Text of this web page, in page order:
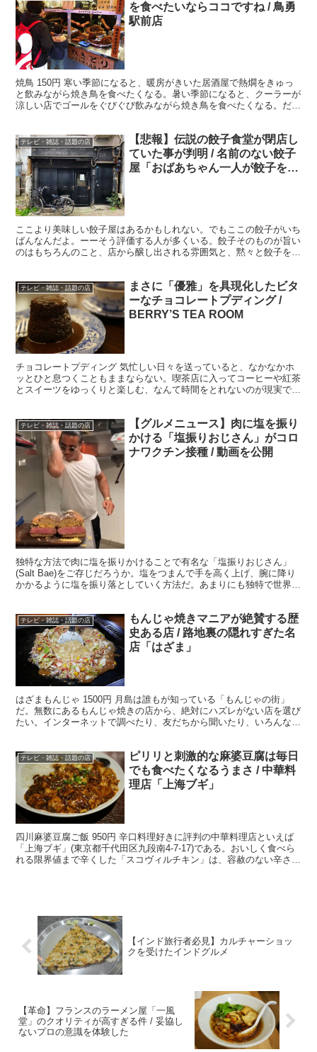
を食べたいならココですね / 鳥勇
駅前店
焼鳥 150円 寒い季節になると、暖房がきいた居酒屋で熱燗をきゅっ
と飲みながら焼き鳥を食べたくなる。暑い季節になると、クーラーが
涼しい店でゴールをぐびぐび飲みながら焼き鳥を食べたくなる。だけ
テレビ・雑誌・話題の店
【悲報】伝説の餃子食堂が閉店し
ていた事が判明 / 名前のない餃子
屋「おばあちゃん一人が餃子を焼
ここより美味しい餃子屋はあるかもしれない。でもここの餃子がいち
ばんなんだよ。ーーそう評価する人が多くいる。餃子そのものが旨い
のはもちろんのこと、店から醸し出される雰囲気と、黙々と餃子を焼
テレビ・雑誌・話題の店
まさに「優雅」を具現化したビタ
ーなチョコレートプディング /
BERRY’S TEA ROOM
チョコレートプディング 気忙しい日々を送っていると、なかなかホ
ッとひと息つくこともままならない。喫茶店に入ってコーヒーや紅茶
とスイーツをゆっくりと楽しむ、なんて時間をとれないのが現実であ
テレビ・雑誌・話題の店
【グルメニュース】肉に塩を振り
かける「塩振りおじさん」がコロ
ナワクチン接種 / 動画を公開
独特な方法で肉に塩を振りかけることで有名な「塩振りおじさん」
(Salt Bae)をご存じだろうか。塩をつまんで手を高く上げ、腕に降り
かかるように塩を振り落としていく方法だ。あまりにも独特で世界的
テレビ・雑誌・話題の店
もんじゃ焼きマニアが絶賛する歴
史ある店 / 路地裏の隠れすぎた名
店「はざま」
はざまもんじゃ 1500円 月島は誰もが知っている「もんじゃの街」
だ。無数にあるもんじゃ焼きの店から、絶対にハズレがない店を選び
たい。インターネットで調べたり、友だちから聞いたり、いろんな手
テレビ・雑誌・話題の店
ピリリと刺激的な麻婆豆腐は毎日
でも食べたくなるうまさ / 中華料
理店「上海ブギ」
四川麻婆豆腐ご飯 950円 辛口料理好きに評判の中華料理店といえば
「上海ブギ」(東京都千代田区九段南4-7-17)である。おいしく食べら
れる限界値まで辛くした「スコヴィルチキン」は、容赦のない辛さな
【インド旅行者必見】カルチャーショッ
クを受けたインドグルメ
【革命】フランスのラーメン屋「一風
堂」のクオリティが高すぎる件 / 妥協し
ないプロの意識を体験した